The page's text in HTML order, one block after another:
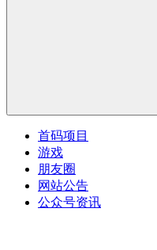
首码项目
游戏
朋友圈
网站公告
公众号资讯